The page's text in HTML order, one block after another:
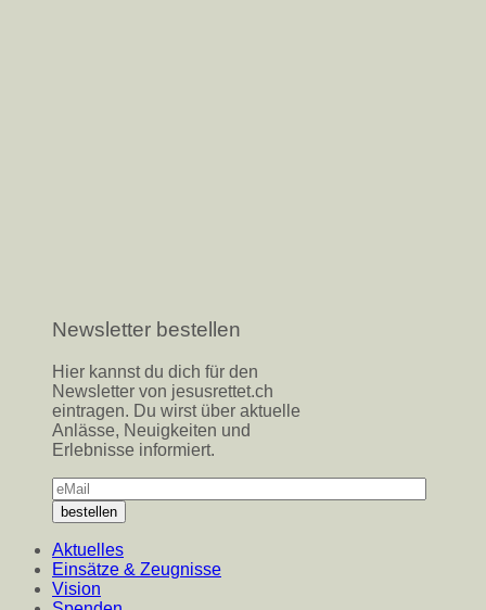
Newsletter bestellen
Hier kannst du dich für den
Newsletter von jesusrettet.ch
eintragen. Du wirst über aktuelle
Anlässe, Neuigkeiten und
Erlebnisse informiert.
Aktuelles
Einsätze & Zeugnisse
Vision